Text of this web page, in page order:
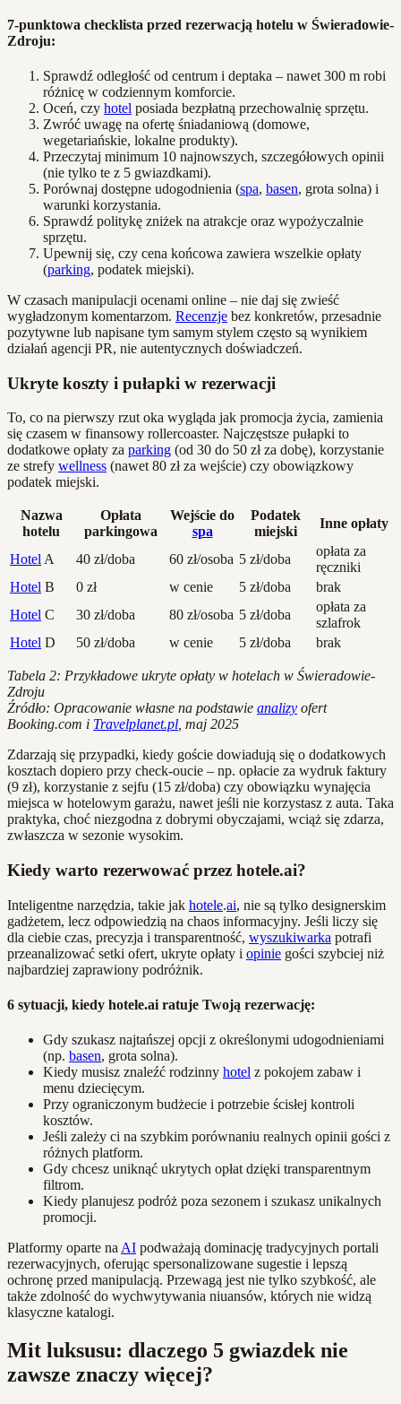
7-punktowa checklista przed rezerwacją hotelu w Świeradowie-
Zdroju:
Sprawdź odległość od centrum i deptaka – nawet 300 m robi
różnicę w codziennym komforcie.
Oceń, czy hotel posiada bezpłatną przechowalnię sprzętu.
Zwróć uwagę na ofertę śniadaniową (domowe,
wegetariańskie, lokalne produkty).
Przeczytaj minimum 10 najnowszych, szczegółowych opinii
(nie tylko te z 5 gwiazdkami).
Porównaj dostępne udogodnienia (spa, basen, grota solna) i
warunki korzystania.
Sprawdź politykę zniżek na atrakcje oraz wypożyczalnie
sprzętu.
Upewnij się, czy cena końcowa zawiera wszelkie opłaty
(parking, podatek miejski).
W czasach manipulacji ocenami online – nie daj się zwieść
wygładzonym komentarzom. Recenzje bez konkretów, przesadnie
pozytywne lub napisane tym samym stylem często są wynikiem
działań agencji PR, nie autentycznych doświadczeń.
Ukryte koszty i pułapki w rezerwacji
To, co na pierwszy rzut oka wygląda jak promocja życia, zamienia
się czasem w finansowy rollercoaster. Najczęstsze pułapki to
dodatkowe opłaty za parking (od 30 do 50 zł za dobę), korzystanie
ze strefy wellness (nawet 80 zł za wejście) czy obowiązkowy
podatek miejski.
Nazwa
hotelu
Opłata
parkingowa
Wejście do
spa
Podatek
miejski
Inne opłaty
HotelA 40 zł/doba 60 zł/osoba 5 zł/doba
opłata za
ręczniki
Hotel B 0 zł w cenie 5 zł/doba
brak
Hotel C 30 zł/doba 80 zł/osoba 5 zł/doba
opłata za
szlafrok
Hotel D 50 zł/doba w cenie 5 zł/doba brak
Tabela 2: Przykładowe ukryte opłaty w hotelach w Świeradowie-
Zdroju
Źródło: Opracowanie własne na podstawie analizy ofert
Booking.com i Travelplanet.pl, maj 2025
Zdarzają się przypadki, kiedy goście dowiadują się o dodatkowych
kosztach dopiero przy check-oucie – np. opłacie za wydruk faktury
(9 zł), korzystanie z sejfu (15 zł/doba) czy obowiązku wynajęcia
miejsca w hotelowym garażu, nawet jeśli nie korzystasz z auta. Taka
praktyka, choć niezgodna z dobrymi obyczajami, wciąż się zdarza,
zwłaszcza w sezonie wysokim.
Kiedy warto rezerwować przez hotele.ai?
Inteligentne narzędzia, takie jak hotele.ai, nie są tylko designerskim
gadżetem, lecz odpowiedzią na chaos informacyjny. Jeśli liczy się
dla ciebie czas, precyzja i transparentność, wyszukiwarka potrafi
przeanalizować setki ofert, ukryte opłaty i opinie gości szybciej niż
najbardziej zaprawiony podróżnik.
6 sytuacji, kiedy hotele.ai ratuje Twoją rezerwację:
Gdy szukasz najtańszej opcji z określonymi udogodnieniami
(np. basen, grota solna).
Kiedy musisz znaleźć rodzinny hotel z pokojem zabaw i
menu dziecięcym.
Przy ograniczonym budżecie i potrzebie ścisłej kontroli
kosztów.
Jeśli zależy ci na szybkim porównaniu realnych opinii gości z
różnych platform.
Gdy chcesz uniknąć ukrytych opłat dzięki transparentnym
filtrom.
Kiedy planujesz podróż poza sezonem i szukasz unikalnych
promocji.
Platformy oparte naAI podważają dominację tradycyjnych portali
rezerwacyjnych, oferując spersonalizowane sugestie i lepszą
ochronę przed manipulacją. Przewagą jest nie tylko szybkość, ale
także zdolność do wychwytywania niuansów, których nie widzą
klasyczne katalogi.
Mit luksusu: dlaczego 5 gwiazdek nie
zawsze znaczy więcej?